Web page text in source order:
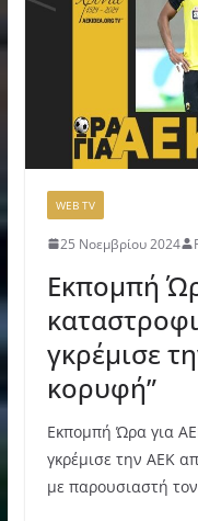
WEB TV
25 Νοεμβρίου 2024
Εκπομπή
γκρέμισε
κορυφή”
Εκπομπή Ώρα για
γκρέμισε την ΑΕΚ
με παρουσιαστή